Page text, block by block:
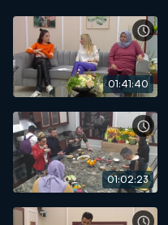
01:41:40
01:02:23